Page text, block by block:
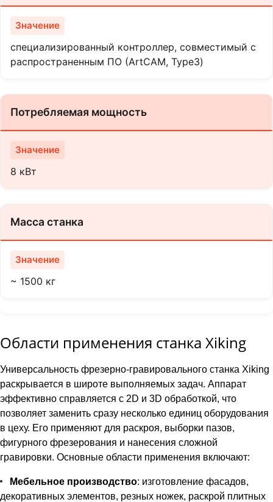
специализированный контроллер, совместимый с
распространенным ПО (ArtCAM, Type3)
Потребляемая мощность
8 кВт
Масса станка
~ 1500 кг
Области применения станка Xiking
Универсальность фрезерно-гравировального станка Xiking
раскрывается в широте выполняемых задач. Аппарат
эффективно справляется с 2D и 3D обработкой, что
позволяет заменить сразу несколько единиц оборудования
в цеху. Его применяют для раскроя, выборки пазов,
фигурного фрезерования и нанесения сложной
гравировки. Основные области применения включают:
Мебельное производство: изготовление фасадов,
декоративных элементов, резных ножек, раскрой плитных